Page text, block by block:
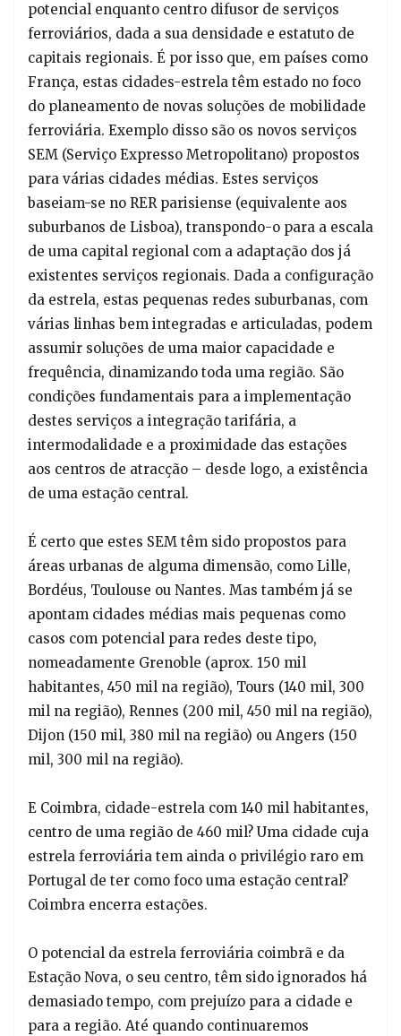
potencial enquanto centro difusor de serviços
ferroviários, dada a sua densidade e estatuto de
capitais regionais. É por isso que, em países como
França, estas cidades-estrela têm estado no foco
do planeamento de novas soluções de mobilidade
ferroviária. Exemplo disso são os novos serviços
SEM (Serviço Expresso Metropolitano) propostos
para várias cidades médias. Estes serviços
baseiam-se no RER parisiense (equivalente aos
suburbanos de Lisboa), transpondo-o para a escala
de uma capital regional com a adaptação dos já
existentes serviços regionais. Dada a configuração
da estrela, estas pequenas redes suburbanas, com
várias linhas bem integradas e articuladas, podem
assumir soluções de uma maior capacidade e
frequência, dinamizando toda uma região. São
condições fundamentais para a implementação
destes serviços a integração tarifária, a
intermodalidade e a proximidade das estações
aos centros de atracção – desde logo, a existência
de uma estação central.
É certo que estes SEM têm sido propostos para
áreas urbanas de alguma dimensão, como Lille,
Bordéus, Toulouse ou Nantes. Mas também já se
apontam cidades médias mais pequenas como
casos com potencial para redes deste tipo,
nomeadamente Grenoble (aprox. 150 mil
habitantes, 450 mil na região), Tours (140 mil, 300
mil na região), Rennes (200 mil, 450 mil na região),
Dijon (150 mil, 380 mil na região) ou Angers (150
mil, 300 mil na região).
E Coimbra, cidade-estrela com 140 mil habitantes,
centro de uma região de 460 mil? Uma cidade cuja
estrela ferroviária tem ainda o privilégio raro em
Portugal de ter como foco uma estação central?
Coimbra encerra estações.
O potencial da estrela ferroviária coimbrã e da
Estação Nova, o seu centro, têm sido ignorados há
demasiado tempo, com prejuízo para a cidade e
para a região. Até quando continuaremos